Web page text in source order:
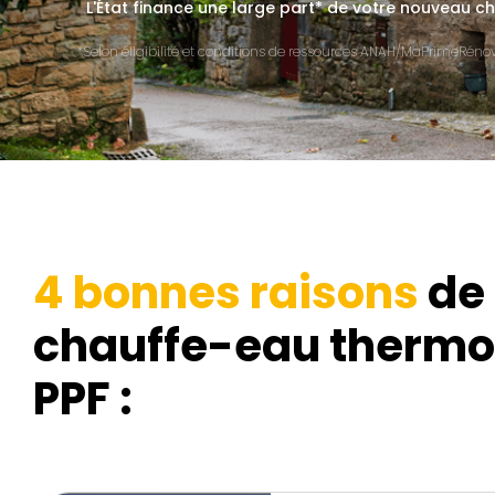
L'État finance une large part* de votre nouveau
*Selon éligibilité et conditions de ressources ANAH/
4 bonnes raisons
chauffe-eau
PPF :